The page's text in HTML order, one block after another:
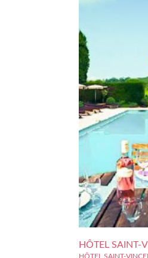
HÔTEL SAINT-
HÔTEL SAINT-